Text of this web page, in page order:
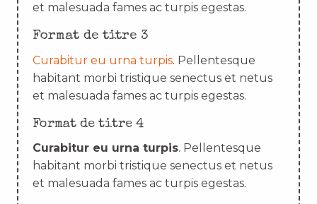
et malesuada fames ac turpis egestas.
Format de titre 3
Curabitur eu urna turpis. Pellentesque
habitant morbi tristique senectus et netus
et malesuada fames ac turpis egestas.
Format de titre 4
Curabitur eu urna turpis. Pellentesque
habitant morbi tristique senectus et netus
et malesuada fames ac turpis egestas.